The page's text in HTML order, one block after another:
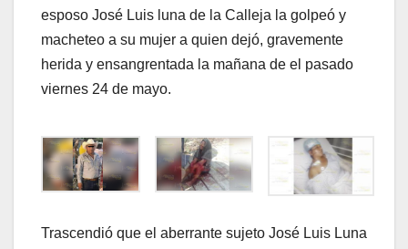
esposo José Luis luna de la Calleja la golpeó y
macheteo a su mujer a quien dejó, gravemente
herida y ensangrentada la mañana de el pasado
viernes 24 de mayo.
Trascendió que el aberrante sujeto José Luis Luna